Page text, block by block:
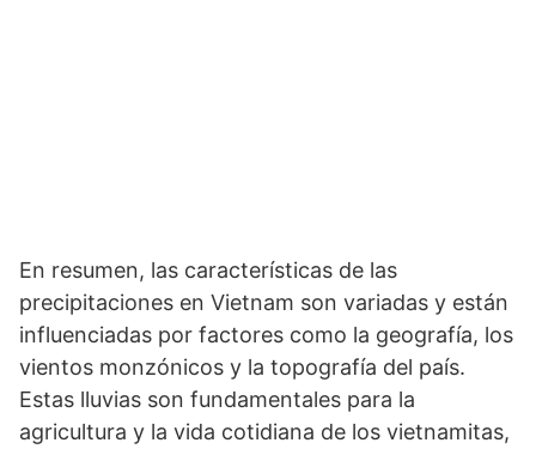
En resumen, las características de las
precipitaciones en Vietnam son variadas y están
influenciadas por factores como la geografía, los
vientos monzónicos y la topografía del país.
Estas lluvias son fundamentales para la
agricultura y la vida cotidiana de los vietnamitas,